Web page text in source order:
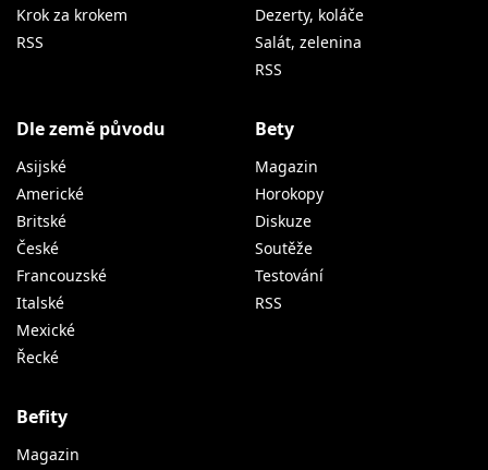
Krok za krokem
RSS
Dezerty, koláče
Salát, zelenina
RSS
Dle země původu
Asijské
Americké
Britské
České
Francouzské
Italské
Mexické
Řecké
Bety
Magazin
Horokopy
Diskuze
Soutěže
Testování
RSS
Befity
Magazin